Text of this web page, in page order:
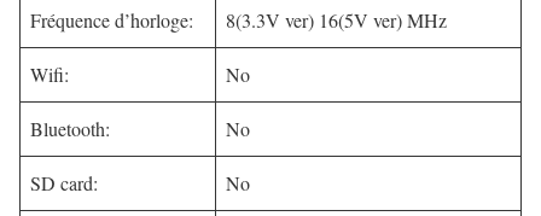
Fréquence d’horloge: 8(3.3V ver) 16(5V ver) MHz
Wifi: No
Bluetooth: No
SD card: No